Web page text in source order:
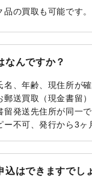
の買取も可能です。
なんですか？
名、年齢、現住所が
郵送買取（現金書留
留発送先住所が同一
不可、発行から3ヶ
込はできますでし